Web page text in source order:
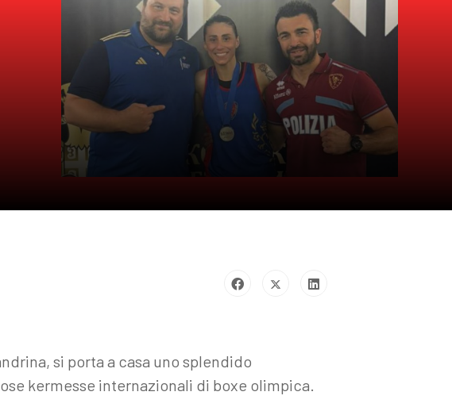
si porta a casa uno splendido
kermesse internazionali di boxe olimpica.